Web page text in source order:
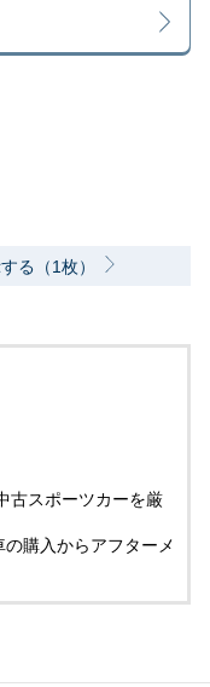
る（1枚）
古スポーツカーを厳
購入からアフターメ